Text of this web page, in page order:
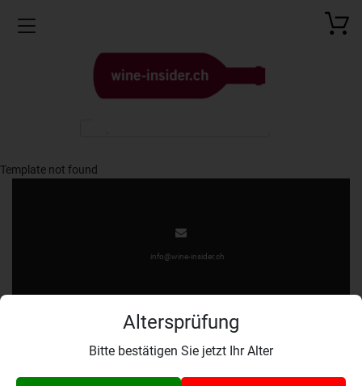
Altersprüfung
Bitte bestätigen Sie jetzt Ihr Alter
Toggle navigation
Template not found
info@wine-insider.ch
4912 Aarwangen